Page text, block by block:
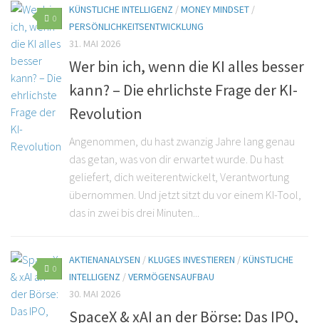
0
KÜNSTLICHE INTELLIGENZ /MONEY MINDSET /
PERSÖNLICHKEITSENTWICKLUNG
31. MAI 2026
Wer bin ich, wenn die KI alles besser
kann? – Die ehrlichste Frage der KI-
Revolution
Angenommen, du hast zwanzig Jahre lang genau
das getan, was von dir erwartet wurde. Du hast
geliefert, dich weiterentwickelt, Verantwortung
übernommen. Und jetzt sitzt du vor einem KI-Tool,
das in zwei bis drei Minuten...
0
AKTIENANALYSEN /KLUGES INVESTIEREN /KÜNSTLICHE
INTELLIGENZ /VERMÖGENSAUFBAU
30. MAI 2026
SpaceX & xAI an der Börse: Das IPO,